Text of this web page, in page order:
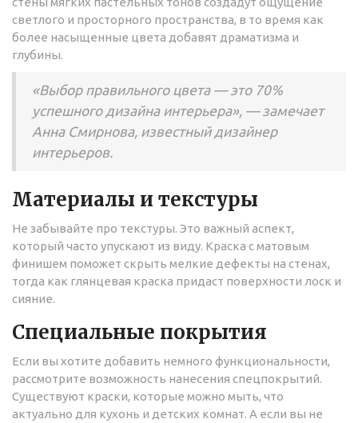
светлого и просторного пространства, в то время как
более насыщенные цвета добавят драматизма и
глубины.
«Выбор правильного цвета — это 70%
успешного дизайна интерьера», — замечает
Анна Смирнова, известный дизайнер
интерьеров.
Материалы и текстуры
Не забывайте про текстуры. Это важный аспект,
который часто упускают из виду. Краска с матовым
финишем поможет скрыть мелкие дефекты на стенах,
тогда как глянцевая краска придаст поверхности лоск и
сияние.
Специальные покрытия
Если вы хотите добавить немного функциональности,
рассмотрите возможность нанесения спецпокрытий.
Существуют краски, которые можно мыть, что
актуально для кухонь и детских комнат. А если вы не